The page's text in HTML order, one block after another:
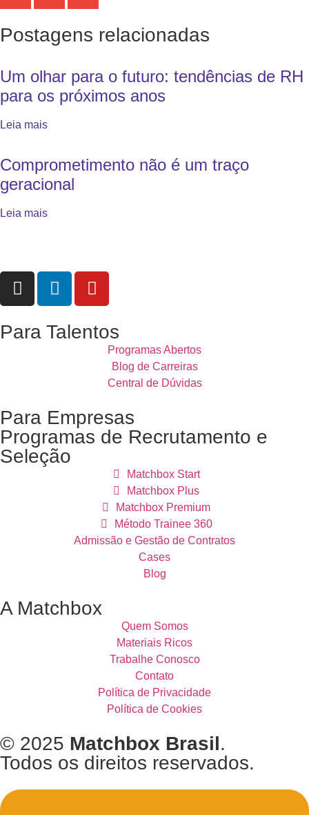
Postagens relacionadas
Um olhar para o futuro: tendências de RH
para os próximos anos
Leia mais
Comprometimento não é um traço
geracional
Leia mais
Para Talentos
Programas Abertos
Blog de Carreiras
Central de Dúvidas
Para Empresas
Programas de Recrutamento e
Seleção
Matchbox Start
Matchbox Plus
Matchbox Premium
Método Trainee 360
Admissão e Gestão de Contratos
Cases
Blog
A Matchbox
Quem Somos
Materiais Ricos
Trabalhe Conosco
Contato
Política de Privacidade
Política de Cookies
© 2025 Matchbox Brasil.
Todos os direitos reservados.